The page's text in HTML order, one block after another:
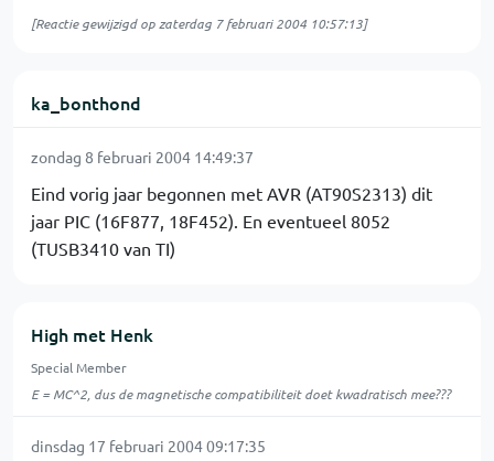
[Reactie gewijzigd op zaterdag 7 februari 2004 10:57:13]
ka_bonthond
zondag 8 februari 2004 14:49:37
Eind vorig jaar begonnen met AVR (AT90S2313) dit
jaar PIC (16F877, 18F452). En eventueel 8052
(TUSB3410 van TI)
High met Henk
Special Member
E = MC^2, dus de magnetische compatibiliteit doet kwadratisch mee???
dinsdag 17 februari 2004 09:17:35